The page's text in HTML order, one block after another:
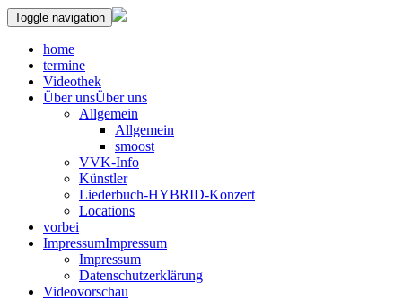
Toggle navigation
home
termine
Videothek
Über unsÜber uns
Allgemein
Allgemein
smoost
VVK-Info
Künstler
Liederbuch-HYBRID-Konzert
Locations
vorbei
ImpressumImpressum
Impressum
Datenschutzerklärung
Videovorschau